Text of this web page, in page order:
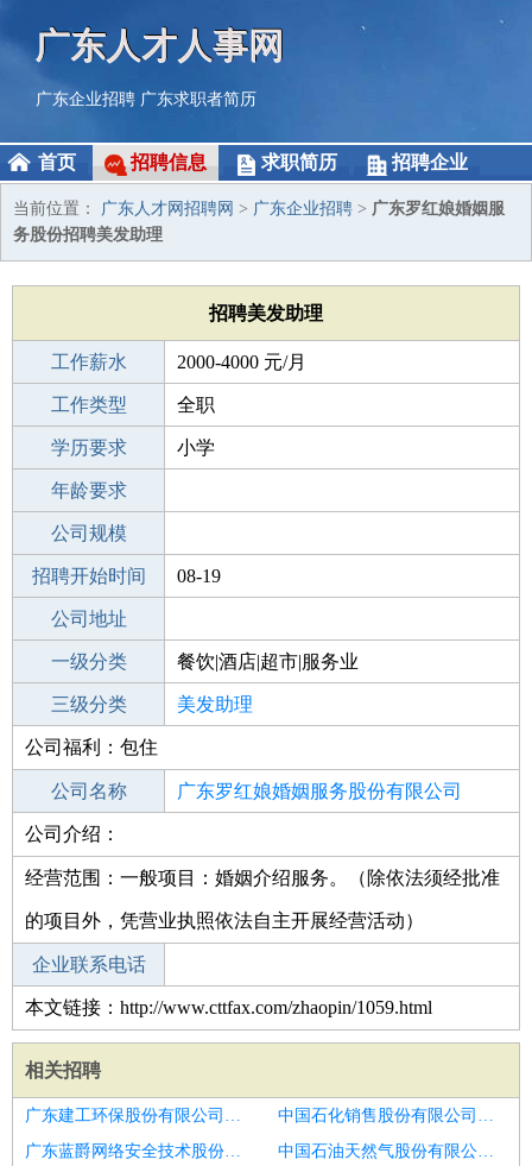
广东人才人事网
广东企业招聘 广东求职者简历
首页 招聘信息 求职简历 招聘企业
当前位置： 广东人才网招聘网 > 广东企业招聘 > 广东罗红娘婚姻服
务股份招聘美发助理
招聘美发助理
工作薪水 2000-4000 元/月
招聘人数 10人
工作类型 全职
性别要求 -
学历要求 小学
工作经验
年龄要求
工作地点
公司规模
公司电话
招聘开始时间 08-19
招聘结束时间
公司地址
一级分类 餐饮|酒店|超市|服务业
二级分类 美容/美发
三级分类 美发助理
其他行业
公司福利：包住
公司名称 广东罗红娘婚姻服务股份有限公司
公司类型
公司介绍：
经营范围：一般项目：婚姻介绍服务。（除依法须经批准
的项目外，凭营业执照依法自主开展经营活动）
企业联系电话
本文链接：http://www.cttfax.com/zhaopin/1059.html
相关招聘
广东建工环保股份有限公司东莞南城分公司招聘美发助理
中国石化销售股份有限公司广东揭阳揭西金和加油站招聘美发助理
广东蓝爵网络安全技术股份有限公司招聘美发助理
中国石油天然气股份有限公司广东广州北郊经营部招聘美发助理